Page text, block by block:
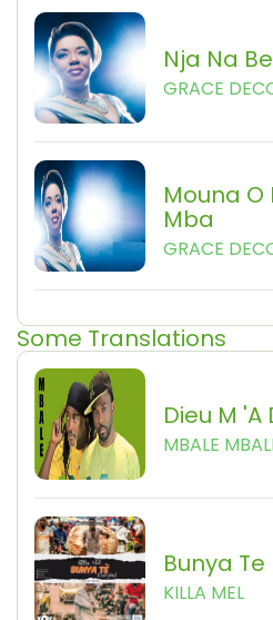
Nja Na
GRACE
Mouna O
Mba
GRACE
Some Translations
Dieu M 'a
MBALE
Bunya Te
KILLA MEL